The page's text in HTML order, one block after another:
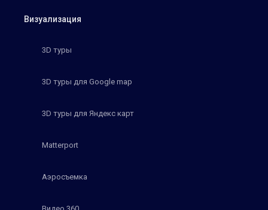
Визуализация
3D туры
3D туры для Google map
3D туры для Яндекс карт
Matterport
Аэросъемка